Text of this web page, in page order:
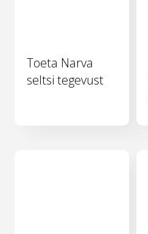
Toeta Narva
seltsi tegevust